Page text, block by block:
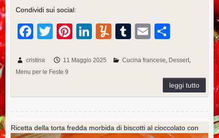
Condividi sui social:
F
c
e
b
o
T
tt
er
Pi
er
st
Li
k
dI
Y
m
ly
T
m
r
E
ail n
di
vi
cristina 11 Maggio 2025 Cucina francese
Dessert
Menu per le Feste 9
Ricetta della torta fredda morbida di biscotti al cioccolato con